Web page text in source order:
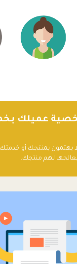
عميلك
لا يهتمون بمنتجك أو
لهم منتجك.